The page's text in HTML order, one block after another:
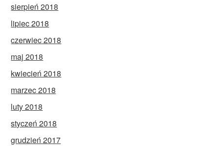
sierpień 2018
lipiec 2018
czerwiec 2018
maj 2018
kwiecień 2018
marzec 2018
luty 2018
styczeń 2018
grudzień 2017